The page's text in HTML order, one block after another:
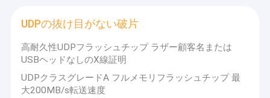
UDPの抜け目がない破片
高耐久性UDPフラッシュチップ ラザー顧客名または
USBヘッドなしのX線証明
UDPクラスグレードA フルメモリフラッシュチップ 最
大200MB/s転送速度